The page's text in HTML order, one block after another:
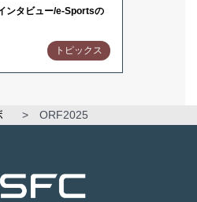
ンタビュー/e-Sportsの
トピックス
> ORF2025